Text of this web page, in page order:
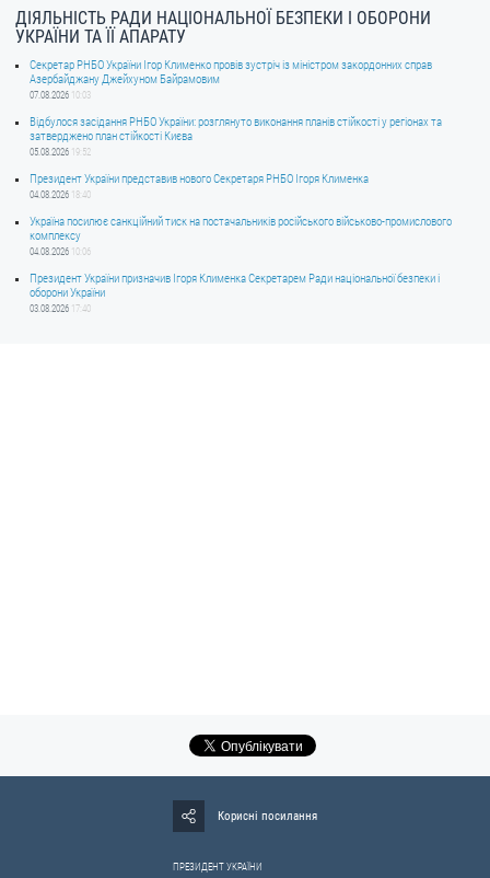
ДІЯЛЬНІСТЬ РАДИ НАЦІОНАЛЬНОЇ БЕЗПЕКИ І ОБОРОНИ
УКРАЇНИ ТА ЇЇ АПАРАТУ
Секретар РНБО України Ігор Клименко провів зустріч із міністром закордонних справ
Азербайджану Джейхуном Байрамовим
07.08.2026 10:03
Відбулося засідання РНБО України: розглянуто виконання планів стійкості у регіонах та
затверджено план стійкості Києва
05.08.2026 19:52
Президент України представив нового Секретаря РНБО Ігоря Клименка
04.08.2026 18:40
Україна посилює санкційний тиск на постачальників російського військово-промислового
комплексу
04.08.2026 10:06
Президент України призначив Ігоря Клименка Секретарем Ради національної безпеки і
оборони України
03.08.2026 17:40
Корисні посилання
ПРЕЗИДЕНТ УКРАЇНИ